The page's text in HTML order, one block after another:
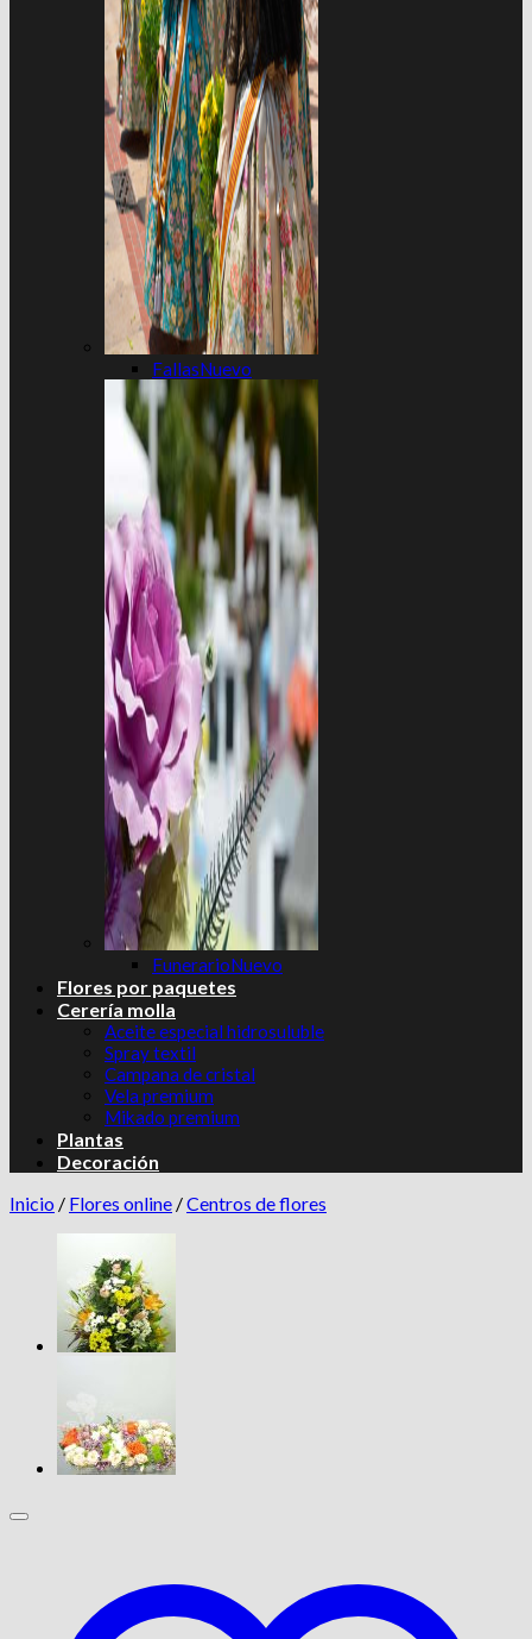
Fallas
Funerario
Flores por paquetes
Cerería molla
Aceite especial hidrosuluble
Spray textil
Campana de cristal
Vela premium
Mikado premium
Plantas
Decoración
Inicio / Flores online /Centros de flores